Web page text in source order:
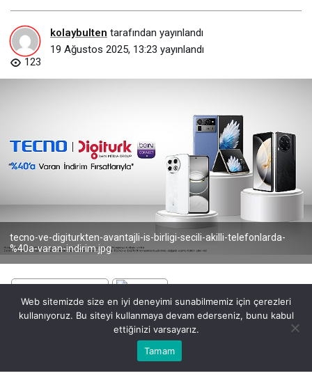
kolaybulten tarafından yayınlandı
19 Ağustos 2025, 13:23 yayınlandı
123
tecno-ve-digiturkten-avantajli-is-birligi-secili-akilli-telefonlarda-
%40a-varan-indirim.jpg
PAYLAŞ
Yapay zekâ odaklı yenilikçi teknoloji markası TECNO,
Bu web sitesinde en iyi deneyimi yaşamanızı sağlamak için
Eczaneler
Web sitemizde size en iyi deneyimi sunabilmemiz için çerezleri
kullanıyoruz. Bu siteyi kullanmaya devam ederseniz, bunu kabul
ettiğinizi varsayarız.
Tamam